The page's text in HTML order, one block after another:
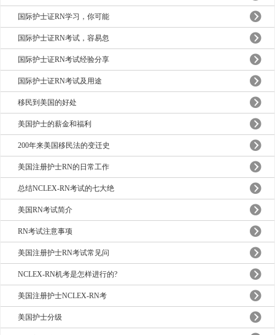
国际护士证RN学习，你可能
国际护士证RN考试，容易忽
国际护士证RN考试经验分享
国际护士证RN考试及用途
移民到美国的好处
美国护士的薪金和福利
200年来美国移民法的变迁史
美国注册护士RN的日常工作
总结NCLEX-RN考试的七大绝
美国RN考试简介
RN考试注意事项
美国注册护士RN考试常见问
NCLEX-RN机考是怎样进行的?
美国注册护士NCLEX-RN考
美国护士分级